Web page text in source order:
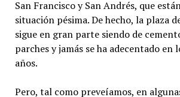
San Francisco y San Andrés, que
situación pésima. De hecho, la plaza
sigue en gran parte siendo de
parches y jamás se ha adecentado en
años.
Pero, tal como preveíamos, en